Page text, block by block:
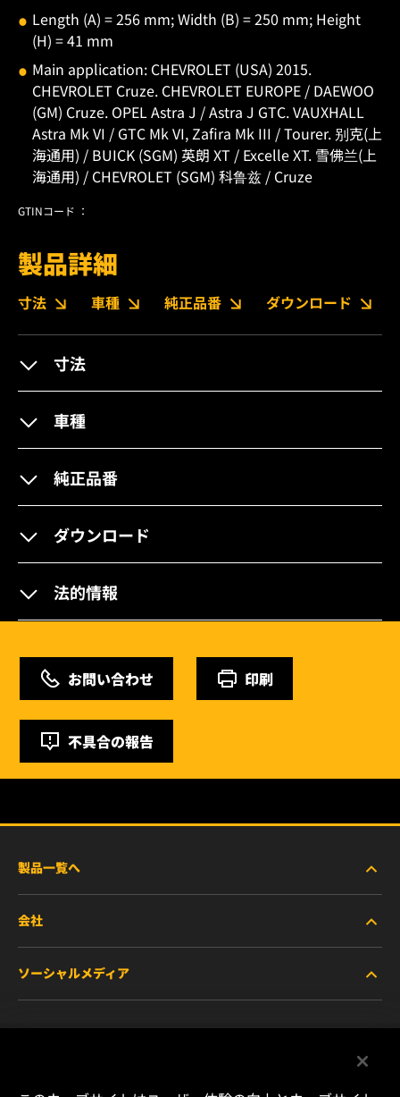
Length (A) = 256 mm; Width (B) = 250 mm; Height
(H) = 41 mm
Main application: CHEVROLET (USA) 2015.
CHEVROLET Cruze. CHEVROLET EUROPE / DAEWOO
(GM) Cruze. OPEL Astra J / Astra J GTC. VAUXHALL
Astra Mk VI / GTC Mk VI, Zafira Mk III / Tourer. 别克(上
海通用) / BUICK (SGM) 英朗 XT / Excelle XT. 雪佛兰(上
海通用) / CHEVROLET (SGM) 科鲁兹 / Cruze
GTINコード ：
製品詳細
寸法 車種 純正品番 ダウンロード
寸法
車種
純正品番
ダウンロード
法的情報
お問い合わせ 印刷
不具合の報告
製品一覧へ
商用車および建機・農機・産業用途車両
乗用車および小型トラック
特殊用途向けフィルター
会社
WIXについて
リソース
ソーシャルメディア
Instagram